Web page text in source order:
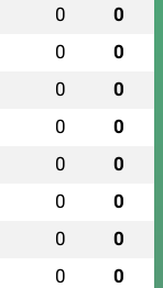
0 0
0 0
0 0
0 0
0 0
0 0
0 0
0 0